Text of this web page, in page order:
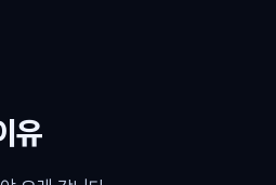
유